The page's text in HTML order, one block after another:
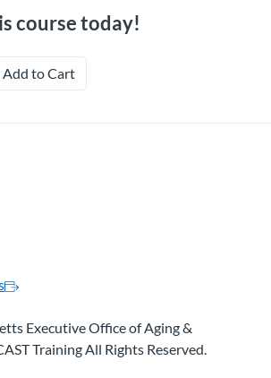
course today!
Add to Cart
Executive Office of Aging &
Training All Rights Reserved.